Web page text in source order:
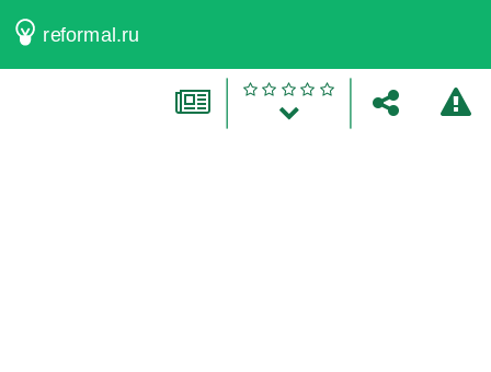
reformal.ru